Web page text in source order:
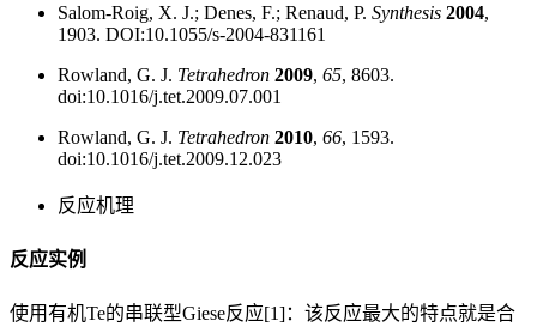
Salom-Roig, X. J.; Denes, F.; Renaud, P. Synthesis 2004,
1903. DOI:10.1055/s-2004-831161
Rowland, G. J. Tetrahedron 2009, 65, 8603.
doi:10.1016/j.tet.2009.07.001
Rowland, G. J. Tetrahedron 2010, 66, 1593.
doi:10.1016/j.tet.2009.12.023
反应机理
反应实例
使用有机Te的串联型Giese反应[1]：该反应最大的特点就是合